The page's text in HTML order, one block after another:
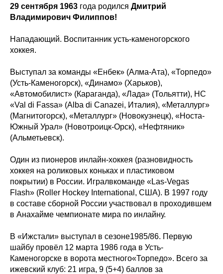
29 сентября 1963 года родился Дмитрий
Владимирович Филиппов!
Нападающий. Воспитанник усть-каменогорского
хоккея.
Выступал за команды «Енбек» (Алма-Ата), «Торпедо»
(Усть-Каменогорск), «Динамо» (Харьков),
«Автомобилист» (Караганда), «Лада» (Тольятти), HC
«Val di Fassa» (Alba di Canazei, Италия), «Металлург»
(Магнитогорск), «Металлург» (Новокузнецк), «Носта-
Южный Урал» (Новотроицк-Орск), «Нефтяник»
(Альметьевск).
Один из пионеров инлайн-хоккея (разновидность
хоккея на роликовых коньках и пластиковом
покрытии) в России. Игралвкоманде «Las-Vegas
Flash» (Roller Hockey International, США). В 1997 году
в составе сборной России участвовал в проходившем
в Анахайме чемпионате мира по инлайну.
В «Ижстали» выступал в сезоне1985/86. Первую
шайбу провёл 12 марта 1986 года в Усть-
Каменогорске в ворота местного«Торпедо». Всего за
ижевский клуб: 21 игра, 9 (5+4) баллов за
ХК «Ижсталь»
Администрация
Состав команды
Тренерский штаб
НМХК«Прогресс»
Календарь МХЛ
Состав команды
Спортивная школа
по хоккею
ВКонтакте
Сайт
НМХЛ
ВХЛ
Всё о хоккее
Медиа
Социальные проекты
Видео
Фото
Акции для
болельщиков